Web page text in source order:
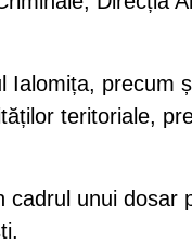
Ialomița, precum
teritoriale,
unui dosar